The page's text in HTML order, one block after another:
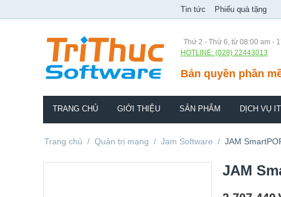
Tin tức Phiếu quà tặng
Thứ 2 - Thứ 6, từ 08:00 am -
HOTLINE: (028) 22443013
Bản quyền phần
TRANG CHỦ GIỚI THIỆU SẢN PHẨM DỊCH VỤ IT
Trang chủ / Quản trị mạng / Jam Software / JAM
JAM